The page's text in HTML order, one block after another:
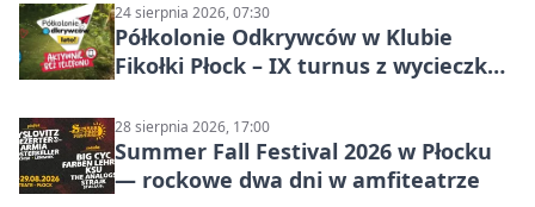
24 sierpnia 2026, 07:30
Półkolonie Odkrywców w Klubie
Fikołki Płock – IX turnus z wycieczką
28 sierpnia 2026, 17:00
Summer Fall Festival 2026 w Płocku
— rockowe dwa dni w amfiteatrze